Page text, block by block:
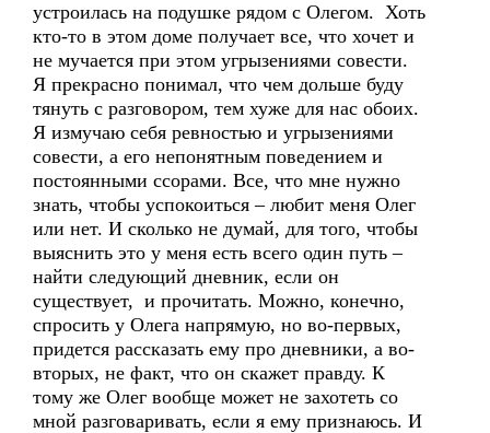
устроилась на подушке рядом с Олегом. Хоть
кто-то в этом доме получает все, что хочет и
не мучается при этом угрызениями совести.
Я прекрасно понимал, что чем дольше буду
тянуть с разговором, тем хуже для нас обоих.
Я измучаю себя ревностью и угрызениями
совести, а его непонятным поведением и
постоянными ссорами. Все, что мне нужно
знать, чтобы успокоиться – любит меня Олег
или нет. И сколько не думай, для того, чтобы
выяснить это у меня есть всего один путь –
найти следующий дневник, если он
существует, и прочитать. Можно, конечно,
спросить у Олега напрямую, но во-первых,
придется рассказать ему про дневники, а во-
вторых, не факт, что он скажет правду. К
тому же Олег вообще может не захотеть со
мной разговаривать, если я ему признаюсь. И